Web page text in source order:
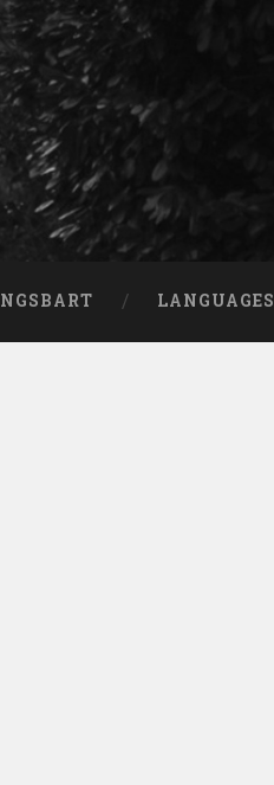
LANGUAGES